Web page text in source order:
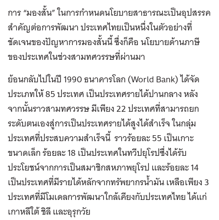
การ “มองสั้น” ในการกำหนดนโยบายสาธารณะเป็นอุปสรรค
สำคัญต่อการพัฒนา ประเทศไทยเป็นหนึ่งในตัวอย่างที่
ชัดเจนของปัญหาการมองสั้นนี้ ซึ่งก็คือ นโยบายด้านภาษี
ของประเทศในช่วงสามทศวรรษที่ผ่านมา
ย้อนกลับไปในปี 1990 ธนาคารโลก (World Bank) ได้จัด
ประเภทให้ 85 ประเทศ เป็นประเทศรายได้ปานกลาง หลัง
จากนั้นราวสามทศวรรษ มีเพียง 22 ประเทศที่สามารถยก
ระดับตนเองสู่การเป็นประเทศรายได้สูงได้สำเร็จ ในกลุ่ม
ประเทศที่ประสบความสำเร็จนี้ ราวร้อยละ 55 เป็นเกาะ
ขนาดเล็ก ร้อยละ 18 เป็นประเทศในทวีปยุโรปซึ่งได้รับ
ประโยชน์จากการเป็นสมาชิกสหภาพยุโรป และร้อยละ 14
เป็นประเทศที่มีรายได้หลักจากทรัพยากรน้ำมัน เหลือเพียง 3
ประเทศที่มีโมเดลการพัฒนาใกล้เคียงกับประเทศไทย ได้แก่
เกาหลีใต้ ชิลี และอุรุกวัย